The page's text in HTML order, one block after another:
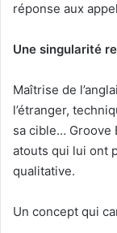
réponse aux
Une singularité
Maîtrise de
l’étranger,
sa cible… Groove
atouts qui lui ont
qualitative.
Un concept qui